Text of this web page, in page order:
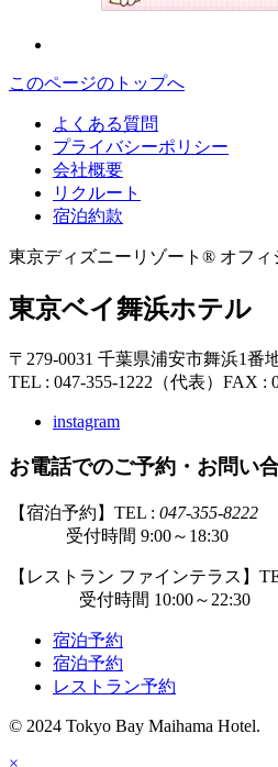
このページのトップへ
よくある質問
プライバシーポリシー
会社概要
リクルート
宿泊約款
東京ディズニーリゾート® オフィ
東京ベイ舞浜ホテル
〒279-0031 千葉県浦安市舞浜1番
TEL : 047-355-1222（代表） FAX :
instagram
お電話でのご予約・お問い
【宿泊予約】TEL : 047-355-8222
受付時間 9:00～18:30
【レストラン ファインテラス】
受付時間 10:00～22:30
宿泊予約
宿泊予約
レストラン予約
© 2024 Tokyo Bay Maihama Hotel.
×